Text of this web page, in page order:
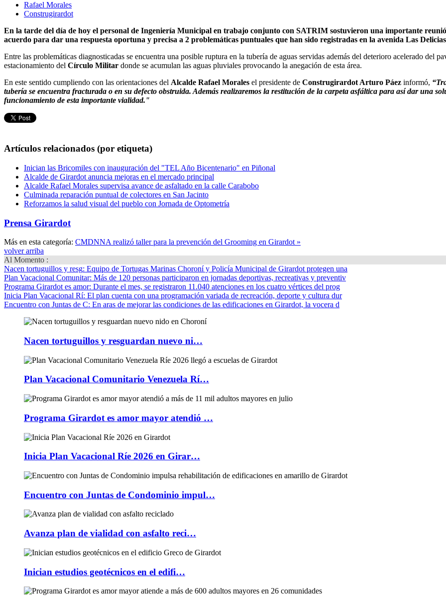
Rafael Morales
Construgirardot
En la tarde del día de hoy el personal de Ingeniería Municipal en trabajo conjunto con SATRIM sostuvieron una importante
acuerdo para dar una respuesta oportuna y precisa a 2 problemáticas puntuales que han sido registradas en la avenida Las
Entre las problemáticas diagnosticadas se encuentra una posible ruptura en la tubería de aguas servidas además del deterioro acelerado del
estacionamiento del Círculo Militar donde se acumulan las aguas pluviales provocando la anegación de esta área.
En este sentido cumpliendo con las orientaciones del Alcalde Rafael Morales el presidente de Construgirardot Arturo Páez informó,
tubería se encuentra fracturada o en su defecto obstruida. Además realizaremos la restitución de la carpeta asfáltica para así dar una
funcionamiento de esta importante vialidad."
Artículos relacionados (por etiqueta)
Inician las Bricomiles con inauguración del "TEL Año Bicentenario" en Piñonal
Alcalde de Girardot anuncia mejoras en el mercado principal
Alcalde Rafael Morales supervisa avance de asfaltado en la calle Carabobo
Culminada reparación puntual de colectores en San Jacinto
Reforzamos la salud visual del pueblo con Jornada de Optometría
Prensa Girardot
Más en esta categoría: CMDNNA realizó taller para la prevención del Grooming en Girardot »
volver arriba
Al Momento :
Nacen tortuguillos y resg: Equipo de Tortugas Marinas Choroní y Policía Municipal de Girardot protegen una
Plan Vacacional Comunitar: Más de 120 personas participaron en jornadas deportivas, recreativas y preventiv
Programa Girardot es amor: Durante el mes, se registraron 11.040 atenciones en los cuatro vértices del prog
Inicia Plan Vacacional Rí: El plan cuenta con una programación variada de recreación, deporte y cultura dur
Encuentro con Juntas de C: En aras de mejorar las condiciones de las edificaciones en Girardot, la vocera d
Nacen tortuguillos y resguardan nuevo ni…
Plan Vacacional Comunitario Venezuela Rí…
Programa Girardot es amor mayor atendió …
Inicia Plan Vacacional Ríe 2026 en Girar…
Encuentro con Juntas de Condominio impul…
Avanza plan de vialidad con asfalto reci…
Inician estudios geotécnicos en el edifi…